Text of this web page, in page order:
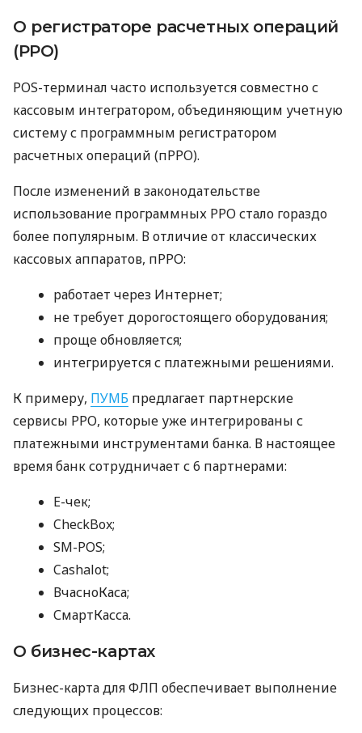
О регистраторе расчетных операций
(РРО)
POS-терминал часто используется совместно с
кассовым интегратором, объединяющим учетную
систему с программным регистратором
расчетных операций (пРРО).
После изменений в законодательстве
использование программных РРО стало гораздо
более популярным. В отличие от классических
кассовых аппаратов, пРРО:
работает через Интернет;
не требует дорогостоящего оборудования;
проще обновляется;
интегрируется с платежными решениями.
К примеру, ПУМБ предлагает партнерские
сервисы РРО, которые уже интегрированы с
платежными инструментами банка. В настоящее
время банк сотрудничает с 6 партнерами:
E-чек;
CheckBox;
SM-POS;
Cashalot;
ВчасноКаса;
СмартКасса.
О бизнес-картах
Бизнес-карта для ФЛП обеспечивает выполнение
следующих процессов: